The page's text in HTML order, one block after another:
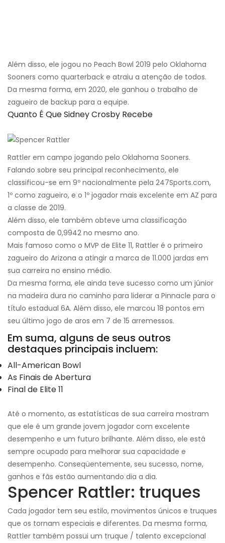
Além disso, ele jogou no Peach Bowl 2019 pelo Oklahoma
Sooners como quarterback e atraiu a atenção de todos.
Da mesma forma, em 2020, ele ganhou o trabalho de
zagueiro de backup para a equipe.
Quanto É Que Sidney Crosby Recebe
Rattler em campo jogando pelo Oklahoma Sooners.
Falando sobre seu principal reconhecimento, ele
classificou-se em 9º nacionalmente pela 247Sports.com,
1º como zagueiro, e o 1º jogador mais excelente em AZ para
a classe de 2019.
Além disso, ele também obteve uma classificação
composta de 0,9942 no mesmo ano.
Mais famoso como o MVP de Elite 11, Rattler é o primeiro
zagueiro do Arizona a atingir a marca de 11.000 jardas em
sua carreira no ensino médio.
Da mesma forma, ele ainda teve sucesso como um júnior
na madeira dura no caminho para liderar a Pinnacle para o
título estadual 6A. Além disso, ele marcou 18 pontos em
seu último jogo de aros em 7 de 15 arremessos.
Em suma, alguns de seus outros
destaques principais incluem:
All-American Bowl
As Finais de Abertura
Final de Elite 11
Até o momento, as estatísticas de sua carreira mostram
que ele é um grande jovem jogador com excelente
desempenho e um futuro brilhante. Além disso, ele está
sempre ocupado para melhorar sua capacidade e
desempenho. Conseqüentemente, seu sucesso, nome,
ganhos e fãs estão aumentando dia a dia.
Spencer Rattler: truques
Cada jogador tem seu estilo, movimentos únicos e truques
que os tornam especiais e diferentes. Da mesma forma,
Rattler também possui um truque / talento excepcional